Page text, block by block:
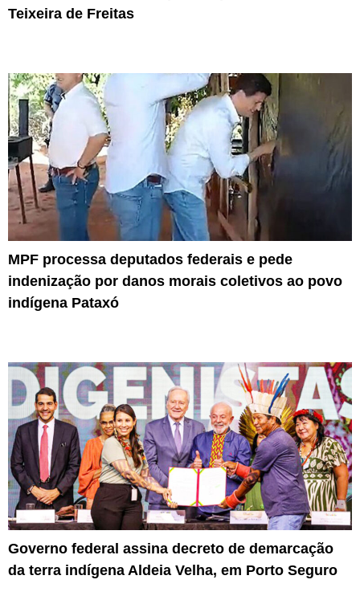
Teixeira de Freitas
MPF processa deputados federais e pede
indenização por danos morais coletivos ao povo
indígena Pataxó
Governo federal assina decreto de demarcação
da terra indígena Aldeia Velha, em Porto Seguro